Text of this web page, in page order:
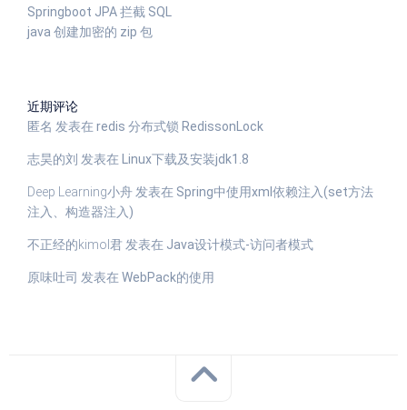
Springboot JPA 拦截 SQL
java 创建加密的 zip 包
近期评论
匿名 发表在 redis 分布式锁 RedissonLock
志昊的刘 发表在 Linux下载及安装jdk1.8
Deep Learning小舟 发表在 Spring中使用xml依赖注入(set方法
注入、构造器注入)
不正经的kimol君 发表在 Java设计模式-访问者模式
原味吐司 发表在 WebPack的使用